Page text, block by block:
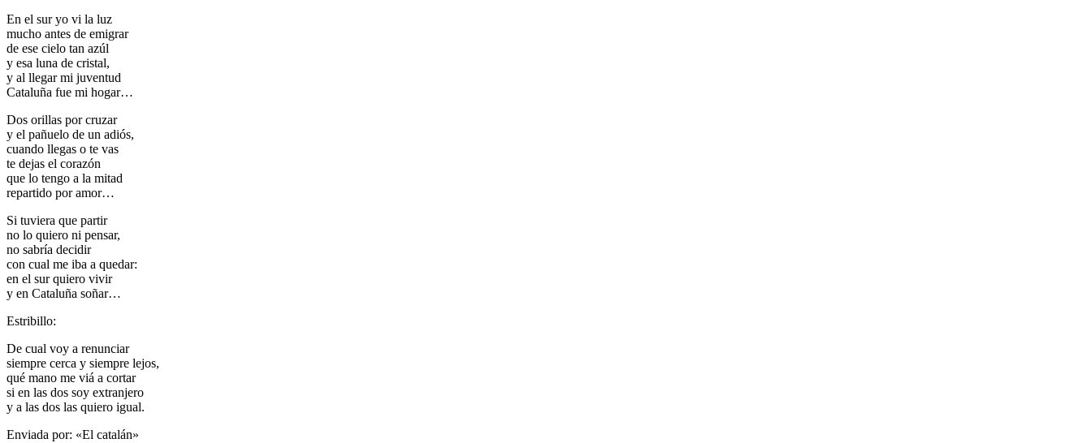
En el sur yo vi la luz
mucho antes de emigrar
de ese cielo tan azúl
y esa luna de cristal,
y al llegar mi juventud
Cataluña fue mi hogar…
Dos orillas por cruzar
y el pañuelo de un adiós,
cuando llegas o te vas
te dejas el corazón
que lo tengo a la mitad
repartido por amor…
Si tuviera que partir
no lo quiero ni pensar,
no sabría decidir
con cual me iba a quedar:
en el sur quiero vivir
y en Cataluña soñar…
Estribillo:
De cual voy a renunciar
siempre cerca y siempre lejos,
qué mano me viá a cortar
si en las dos soy extranjero
y a las dos las quiero igual.
Enviada por: «El catalán»